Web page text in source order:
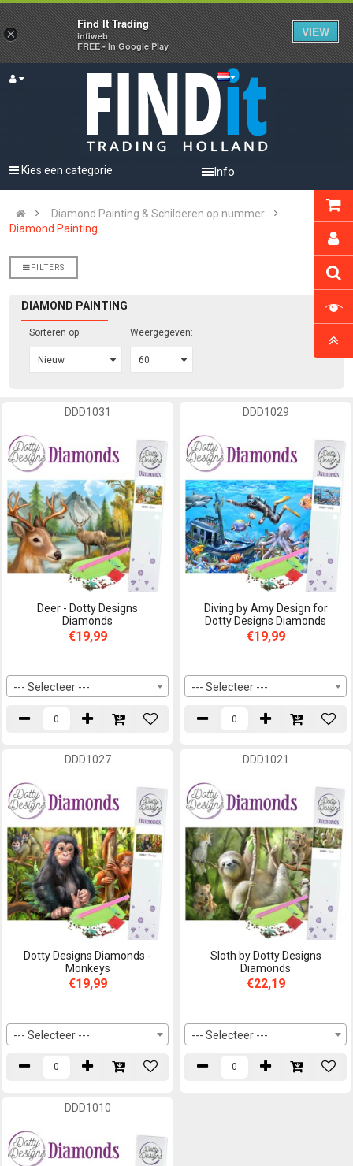
Info
Kies een categorie
Diamond Painting & Schilderen op nummer
Diamond Painting
FILTERS
DIAMOND PAINTING
Sorteren op: Weergegeven:
DDD1031
Deer - Dotty Designs
Diamonds
€19,99
--- Selecteer ---
DDD1029
Diving by Amy Design for
Dotty Designs Diamonds
€19,99
--- Selecteer ---
DDD1027
Dotty Designs Diamonds -
Monkeys
€19,99
--- Selecteer ---
DDD1021
Sloth by Dotty Designs
Diamonds
€22,19
--- Selecteer ---
DDD1010
×
Find It Trading
infiweb
FREE - In Google Play
VIEW